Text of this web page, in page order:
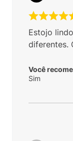
Estojo
diferentes.
Você
Sim